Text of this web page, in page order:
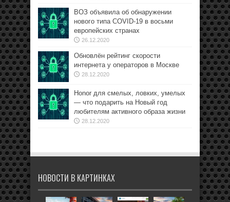
ВОЗ объявила об обнаружении
нового типа COVID-19 в восьми
европейских странах
26.12.2020
Обновлён рейтинг скорости
интернета у операторов в Москве
28.12.2020
Honor для смелых, ловких, умелых
— что подарить на Новый год
любителям активного образа жизни
28.12.2020
НОВОСТИ В КАРТИНКАХ